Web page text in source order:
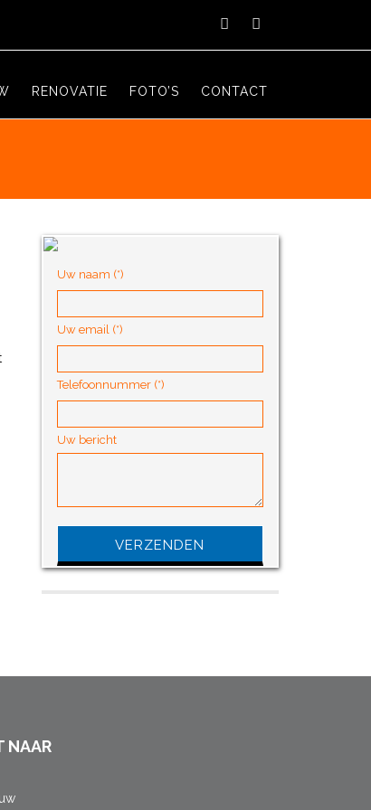
RENOVATIE FOTO’S CONTACT
Uw naam (*)
Uw email (*)
Telefoonnummer (*)
Uw bericht
NAAR